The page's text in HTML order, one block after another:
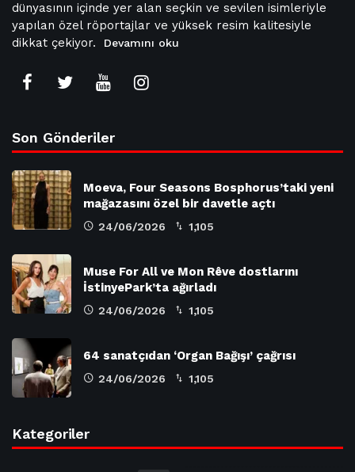
dünyasının içinde yer alan seçkin ve sevilen isimleriyle
yapılan özel röportajlar ve yüksek resim kalitesiyle
dikkat çekiyor.
Devamını oku
Son Gönderiler
Moeva, Four Seasons Bosphorus’taki yeni
mağazasını özel bir davetle açtı
24/06/2026 1,105
Muse For All ve Mon Rêve dostlarını
İstinyePark’ta ağırladı
24/06/2026 1,105
64 sanatçıdan ‘Organ Bağışı’ çağrısı
24/06/2026 1,105
Kategoriler